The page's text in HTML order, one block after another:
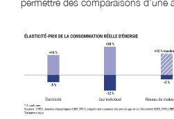
permettre des comparaisons d’une